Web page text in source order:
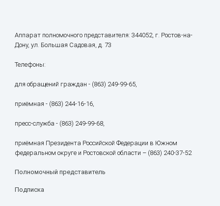
Аппарат полномочного представителя: 344052, г. Ростов-на-
Дону, ул. Большая Садовая, д. 73
Телефоны:
для обращений граждан - (863) 249-99-65,
приёмная - (863) 244-16-16,
пресс-служба - (863) 249-99-68,
приёмная Президента Российской Федерации в Южном
федеральном округе и Ростовской области – (863) 240-37-52
Полномочный представитель
Подписка